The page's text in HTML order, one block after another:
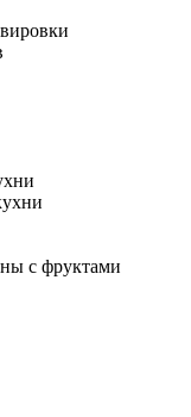
с фруктами